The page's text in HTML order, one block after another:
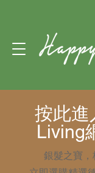
按此進
Living
銀髮之寶，